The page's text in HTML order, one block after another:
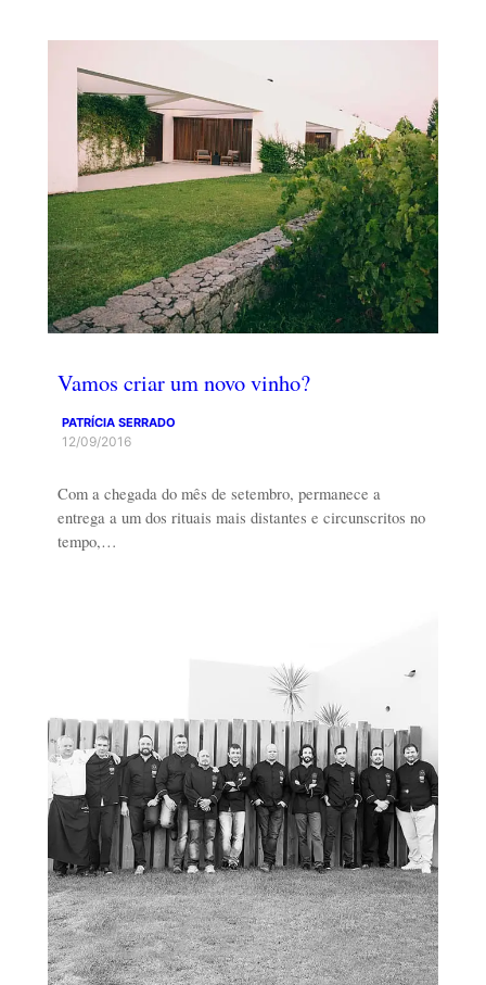
Vamos criar um novo vinho?
PATRÍCIA SERRADO
12/09/2016
Com a chegada do mês de setembro, permanece a
entrega a um dos rituais mais distantes e circunscritos no
tempo,…